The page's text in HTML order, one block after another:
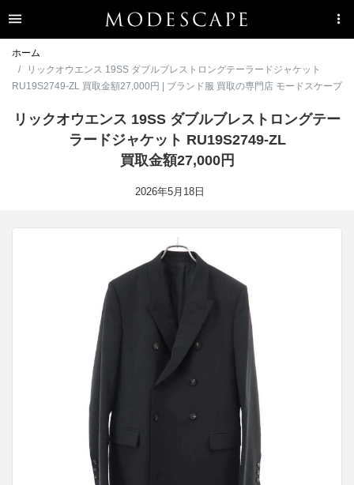
ホーム
リックオウエンス 19SS ダブルブレストロングテーラードジャケット
RU19S2749-ZL 買取金額27,000円 | ブランド服 買取の専門店 モードスケープ
リックオウエンス 19SS ダブルブレストロングテー
ラードジャケット RU19S2749-ZL
買取金額27,000円
2026年5月18日